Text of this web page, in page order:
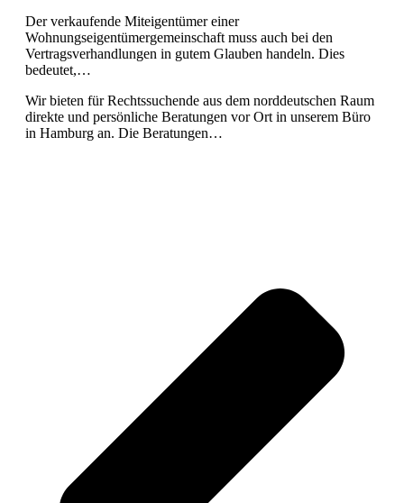
Der verkaufende Miteigentümer einer
Wohnungseigentümergemeinschaft muss auch bei den
Vertragsverhandlungen in gutem Glauben handeln. Dies
bedeutet,…
Wir bieten für Rechtssuchende aus dem norddeutschen Raum
direkte und persönliche Beratungen vor Ort in unserem Büro
in Hamburg an. Die Beratungen…